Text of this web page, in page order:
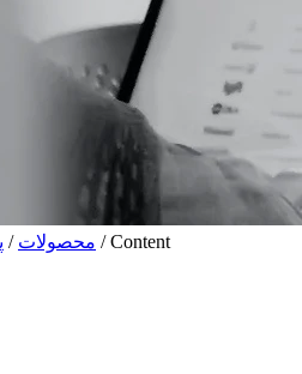
محصولات / / Content